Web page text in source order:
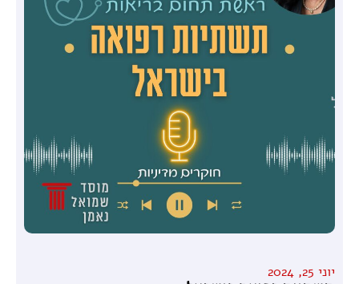
יוני 25, 2024